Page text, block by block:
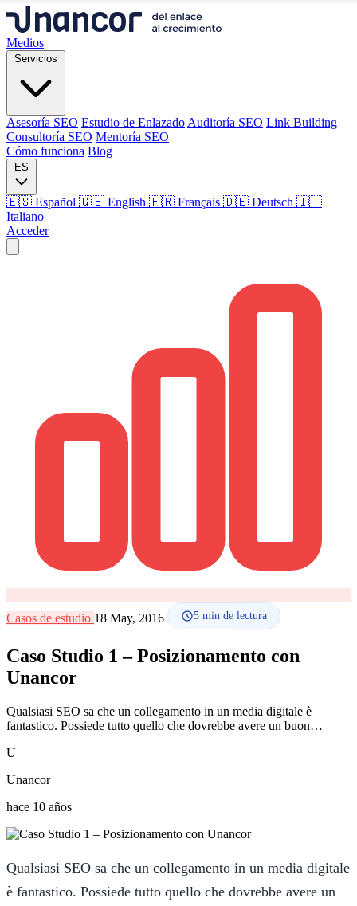
Medios
Servicios
Asesoría SEO Estudio de Enlazado Auditoría SEO Link Building
Consultoría SEO Mentoría SEO
Cómo funciona Blog
ES
🇪🇸 Español 🇬🇧 English 🇫🇷 Français 🇩🇪 Deutsch 🇮🇹
Italiano
Acceder
Mentoría SEO
🇪🇸 ES
🇫🇷 FR
Casos de estudio 18 May, 2016 5 min de lectura
Caso Studio 1 – Posizionamento con
Unancor
Qualsiasi SEO sa che un collegamento in un media digitale è
fantastico. Possiede tutto quello che dovrebbe avere un buon…
U
Unancor
hace 10 años
Qualsiasi SEO sa che un collegamento in un media digitale
è fantastico. Possiede tutto quello che dovrebbe avere un